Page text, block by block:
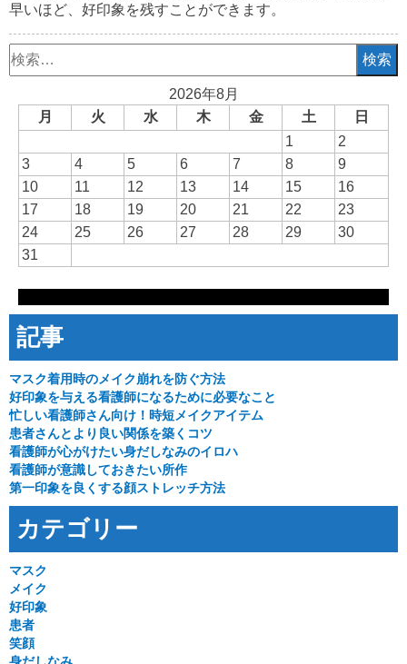
早いほど、好印象を残すことができます。
検
索:
2026年8月
月
火 水 木 金 土
日
1
2
3
4 5 6 7 8
9
10
11 12 13 14 15
16
17
18 19 20 21 22
23
24
25 26 27 28 29
30
31
記事
マスク着用時のメイク崩れを防ぐ方法
好印象を与える看護師になるために必要なこと
忙しい看護師さん向け！時短メイクアイテム
患者さんとより良い関係を築くコツ
看護師が心がけたい身だしなみのイロハ
看護師が意識しておきたい所作
第一印象を良くする顔ストレッチ方法
カテゴリー
マスク
メイク
好印象
患者
笑顔